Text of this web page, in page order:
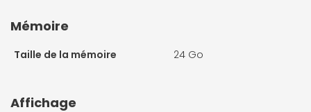
Mémoire
Taille de la mémoire 24 Go
Affichage